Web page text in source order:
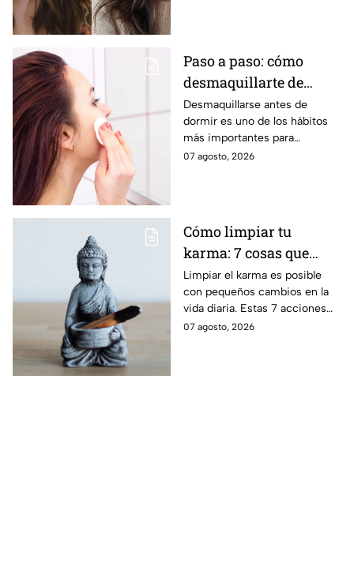
Paso a paso: cómo
desmaquillarte de
noche para cuidar tu
piel y evitar arrugas
Desmaquillarse antes de
dormir es uno de los hábitos
más importantes para
mantener la piel sana y
barrera cutánea, prevenir la
obstrucción de los poros y
prevenir la aparición de
arrugas tempranas.
07 agosto, 2026
Cómo limpiar tu
karma: 7 cosas que
debes hacer desde
ahora
Limpiar el karma es posible
con pequeños cambios en la
vida diaria. Estas 7 acciones
pueden ayudarte a soltar lo
07 agosto, 2026